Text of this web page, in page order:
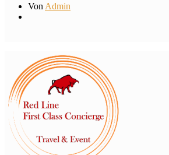
Von Admin